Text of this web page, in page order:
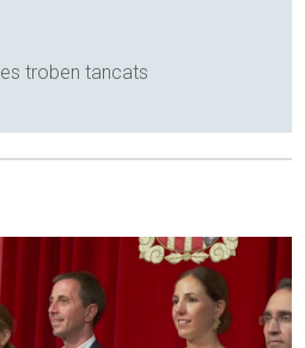
troben tancats